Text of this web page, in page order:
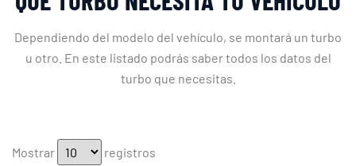
Dependiendo del modelo del vehículo, se montará un turbo
u otro. En este listado podrás saber todos los datos del
turbo que necesitas.
Mostrar registros